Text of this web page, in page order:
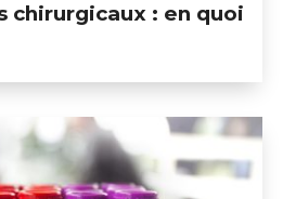
chirurgicaux : en quoi